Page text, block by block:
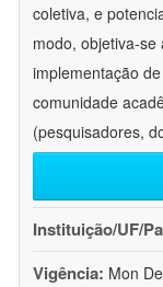
coletiva, e
modo, objetiva-
implementação
comunidade
(pesquisadores,
Instituição/UF/
Vigência: Mon